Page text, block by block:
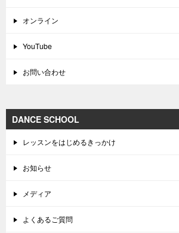
オンライン
YouTube
お問い合わせ
DANCE SCHOOL
レッスンをはじめるきっかけ
お知らせ
メディア
よくあるご質問